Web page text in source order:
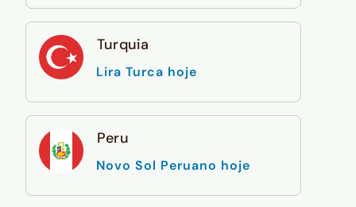
Turquia
Lira Turca hoje
Peru
Novo Sol Peruano hoje